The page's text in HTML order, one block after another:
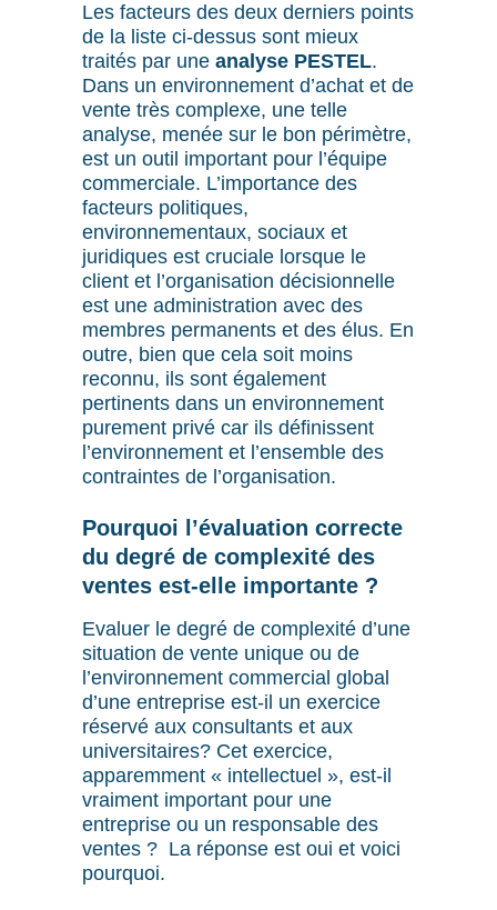
Les facteurs des deux derniers points
de la liste ci-dessus sont mieux
traités par une analyse PESTEL.
Dans un environnement d’achat et de
vente très complexe, une telle
analyse, menée sur le bon périmètre,
est un outil important pour l’équipe
commerciale. L’importance des
facteurs politiques,
environnementaux, sociaux et
juridiques est cruciale lorsque le
client et l’organisation décisionnelle
est une administration avec des
membres permanents et des élus. En
outre, bien que cela soit moins
reconnu, ils sont également
pertinents dans un environnement
purement privé car ils définissent
l’environnement et l’ensemble des
contraintes de l’organisation.
Pourquoi l’évaluation correcte
du degré de complexité des
ventes est-elle importante ?
Evaluer le degré de complexité d’une
situation de vente unique ou de
l’environnement commercial global
d’une entreprise est-il un exercice
réservé aux consultants et aux
universitaires? Cet exercice,
apparemment « intellectuel », est-il
vraiment important pour une
entreprise ou un responsable des
ventes ? La réponse est oui et voici
pourquoi.